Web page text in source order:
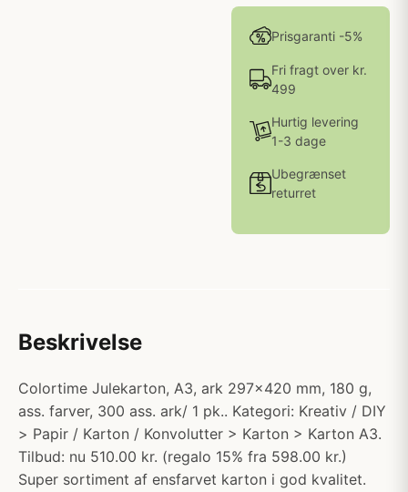
Prisgaranti -5%
Fri fragt over kr.
499
Hurtig levering
1-3 dage
Ubegrænset
returret
Beskrivelse
Colortime Julekarton, A3, ark 297x420 mm, 180 g,
ass. farver, 300 ass. ark/ 1 pk.. Kategori: Kreativ / DIY
> Papir / Karton / Konvolutter > Karton > Karton A3.
Tilbud: nu 510.00 kr. (regalo 15% fra 598.00 kr.)
Super sortiment af ensfarvet karton i god kvalitet.